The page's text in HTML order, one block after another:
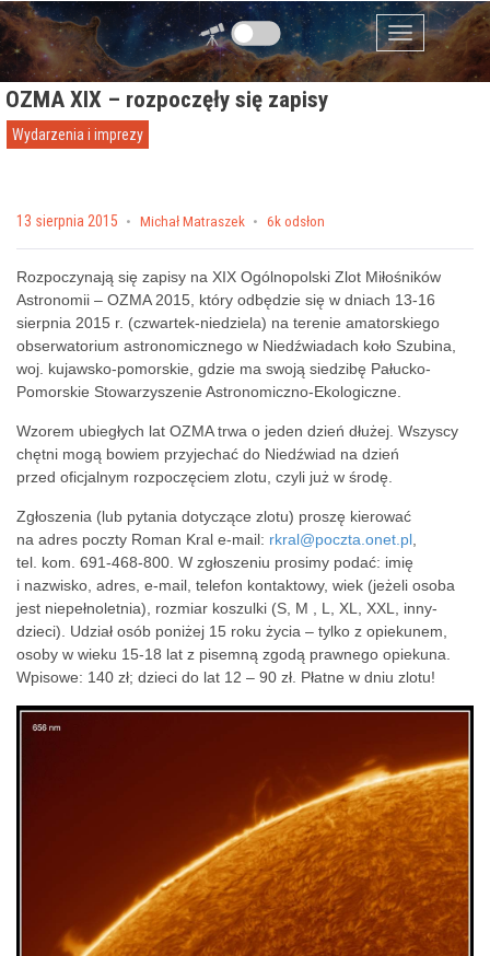
Przejdź do zawartości
Menu
OZMA XIX – rozpoczęły się zapisy
Wydarzenia i imprezy
Posted on
13 sierpnia 2015 by Michał Matraszek 6k odsłon
Rozpoczynają się zapisy na XIX Ogólnopolski Zlot Miłośników
Astronomii – OZMA 2015, który odbędzie się w dniach 13-16
sierpnia 2015 r. (czwartek-niedziela) na terenie amatorskiego
obserwatorium astronomicznego w Niedźwiadach koło Szubina,
woj. kujawsko-pomorskie, gdzie ma swoją siedzibę Pałucko-
Pomorskie Stowarzyszenie Astronomiczno-Ekologiczne.
Wzorem ubiegłych lat OZMA trwa o jeden dzień dłużej. Wszyscy
chętni mogą bowiem przyjechać do Niedźwiad na dzień
przed oficjalnym rozpoczęciem zlotu, czyli już w środę.
Zgłoszenia (lub pytania dotyczące zlotu) proszę kierować
na adres poczty Roman Kral e-mail: rkral@poczta.onet.pl
tel. kom. 691-468-800. W zgłoszeniu prosimy podać: imię
i nazwisko, adres, e-mail, telefon kontaktowy, wiek (jeżeli osoba
jest niepełnoletnia), rozmiar koszulki (S, M , L, XL, XXL, inny-
dzieci). Udział osób poniżej 15 roku życia – tylko z opiekunem,
osoby w wieku 15-18 lat z pisemną zgodą prawnego opiekuna.
Wpisowe: 140 zł; dzieci do lat 12 – 90 zł. Płatne w dniu zlotu!